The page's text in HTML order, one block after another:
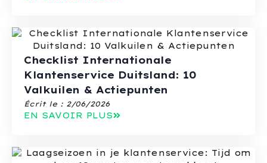
Checklist Internationale
Klantenservice Duitsland: 10
Valkuilen & Actiepunten
Écrit le : 2/06/2026
EN SAVOIR PLUS